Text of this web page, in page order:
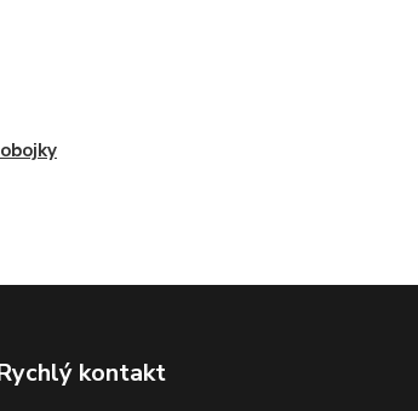
kontakt